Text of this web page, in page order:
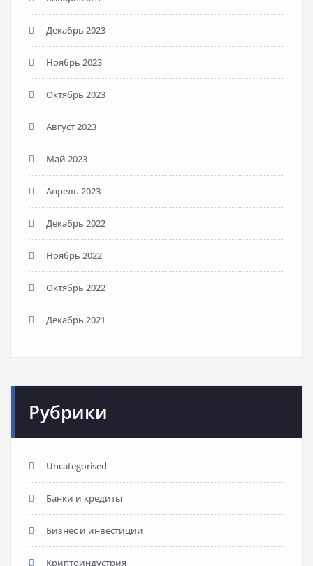
Декабрь 2023
Ноябрь 2023
Октябрь 2023
Август 2023
Май 2023
Апрель 2023
Декабрь 2022
Ноябрь 2022
Октябрь 2022
Декабрь 2021
Рубрики
Uncategorised
Банки и кредиты
Бизнес и инвестиции
Криптоиндустрия